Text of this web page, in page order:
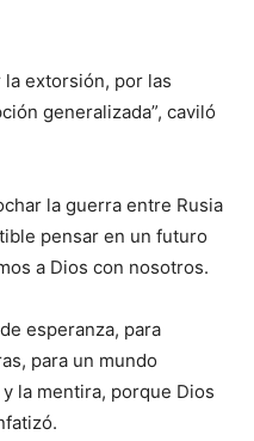
extorsión, por las
generalizada”, caviló
la guerra entre Rusia
pensar en un futuro
a Dios con nosotros.
esperanza, para
para un mundo
la mentira, porque Dios